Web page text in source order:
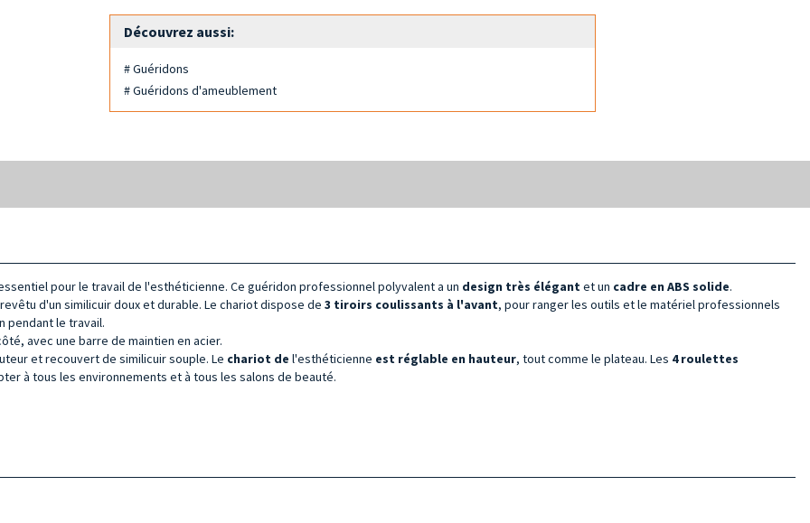
Découvrez aussi:
# Guéridons
# Guéridons d'ameublement
pour le travail de l'esthéticienne. Ce guéridon professionnel polyvalent a un design très élégantet un cadre en ABS solide.
d'un similicuir doux et durable. Le chariot dispose de 3 tiroirs coulissants à l'avant, pour ranger les outils et le matériel professionnels
pendant le travail.
avec une barre de maintien en acier.
et recouvert de similicuir souple. Le chariot de l'esthéticienne est réglable en hauteur, tout comme le plateau. Les 4 roulettes
à tous les environnements et à tous les salons de beauté.